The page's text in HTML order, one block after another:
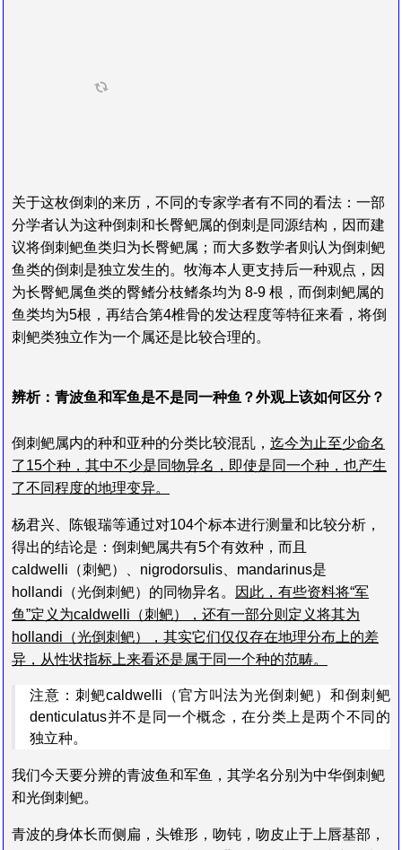
关于这枚倒刺的来历，不同的专家学者有不同的看法：一部
分学者认为这种倒刺和长臀鲃属的倒刺是同源结构，因而建
议将倒刺鲃鱼类归为长臀鲃属；而大多数学者则认为倒刺鲃
鱼类的倒刺是独立发生的。牧海本人更支持后一种观点，因
为长臀鲃属鱼类的臀鳍分枝鳍条均为 8-9 根，而倒刺鲃属的
鱼类均为5根，再结合第4椎骨的发达程度等特征来看，将倒
刺鲃类独立作为一个属还是比较合理的。
辨析：青波鱼和军鱼是不是同一种鱼？外观上该如何区分？
倒刺鲃属内的种和亚种的分类比较混乱， 迄今为止至少命名
了15个种，其中不少是同物异名，即使是同一个种，也产生
了不同程度的地理变异。
杨君兴、陈银瑞等通过对104个标本进行测量和比较分析，
得出的结论是：倒刺鲃属共有5个有效种，而且
caldwelli（刺鲃）、nigrodorsulis、mandarinus是
hollandi（光倒刺鲃）的同物异名。
因此，有些资料将“军
鱼”定义为caldwelli（刺鲃），还有一部分则定义将其为
hollandi（光倒刺鲃），其实它们仅仅存在地理分布上的差
异，从性状指标上来看还是属于同一个种的范畴。
注意：刺鲃caldwelli（官方叫法为光倒刺鲃）和倒刺鲃
denticulatus并不是同一个概念，在分类上是两个不同的
独立种。
我们今天要分辨的青波鱼和军鱼，其学名分别为中华倒刺鲃
和光倒刺鲃。
青波的身体长而侧扁，头锥形，吻钝，吻皮止于上唇基部，